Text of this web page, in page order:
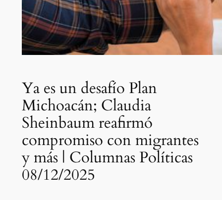
Ya es un desafío Plan
Michoacán; Claudia
Sheinbaum reafirmó
compromiso con migrantes
y más | Columnas Políticas
08/12/2025